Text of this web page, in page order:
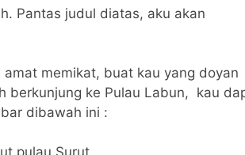
Pantas judul diatas, aku akan
memikat, buat kau yang doyan
berkunjung ke Pulau Labun, kau
dibawah ini :
pulau Surut.